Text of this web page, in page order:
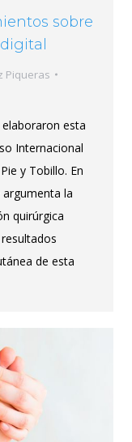
sobre
Piqueras
esta
Internacional
y Tobillo. En
la
quirúrgica
de esta